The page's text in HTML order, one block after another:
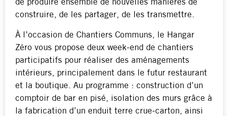
de produire ensemble de nouvelles manières de
construire, de les partager, de les transmettre.
À l’occasion de Chantiers Communs, le Hangar
Zéro vous propose deux week-end de chantiers
participatifs pour réaliser des aménagements
intérieurs, principalement dans le futur restaurant
et la boutique. Au programme : construction d’un
comptoir de bar en pisé, isolation des murs grâce à
la fabrication d’un enduit terre crue-carton, ainsi